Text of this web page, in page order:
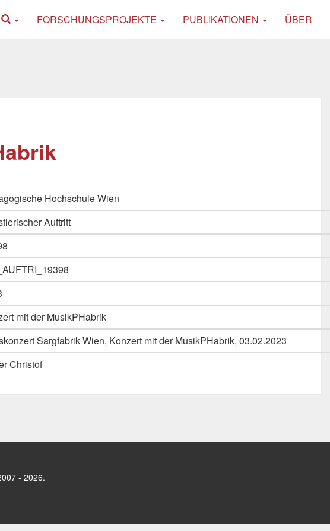
FORSCHUNGSPROJEKTE PUBLIKATIONEN ÜBER
Hochschule Wien
Auftritt
mit der MusikPHabrik
Sargfabrik Wien, Konzert mit der MusikPHabrik, 03.02.2023
Christof
- 2026.